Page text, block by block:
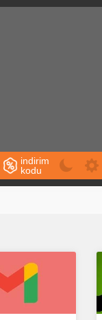
indirim
kodu